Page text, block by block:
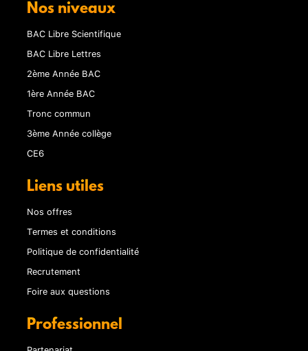
Nos niveaux
BAC Libre Scientifique
BAC Libre Lettres
2ème Année BAC
1ère Année BAC
Tronc commun
3ème Année collège
CE6
Liens utiles
Nos offres
Termes et conditions
Politique de confidentialité
Recrutement
Foire aux questions
Professionnel